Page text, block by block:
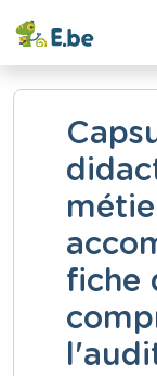
fiche